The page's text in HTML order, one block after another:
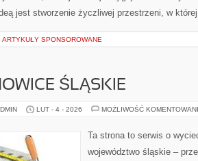
jest stworzenie życzliwej przestrzeni, w
ARTYKUŁY SPONSOROWANE
ŚLĄSKIE
LUT - 4 - 2026 MOŻLIWOŚĆ
Ta strona to serwis o
województwo śląskie –